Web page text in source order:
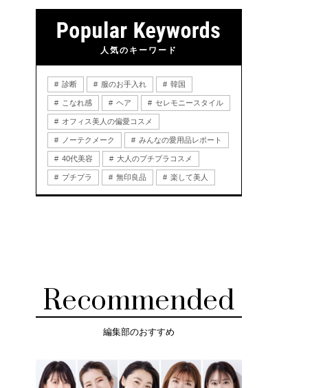
人気のキーワード
診断 服のお手入れ 韓国
こなれ感 ヘア セレモニースタイル
オフィス美人の偏愛コスメ
ノーテクメーク みんなの愛用品レポート
40代美容 大人のプチプラコスメ
プチプラ 無印良品 楽して美人
Recommended
編集部のおすすめ